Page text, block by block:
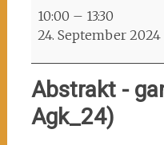
Pigmente
streicheln
Seidenpapier
10:00 – 13:30
24. September 2024
Abstrakt -
Agk_24)